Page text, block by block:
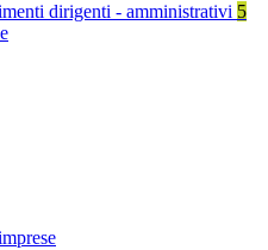
dirigenti - amministrativi 5